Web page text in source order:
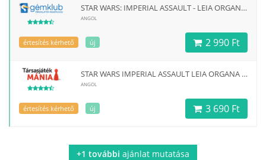
STAR WARS: IMPERIAL ASSAULT - LEIA ORGANA ALLY PACK
ANGOL
értesítés kérhető új 2 990 Ft
STAR WARS IMPERIAL ASSAULT LEIA ORGANA ALLY PACK ANGOL NYELVŰ TÁRSASJÁTÉK
ANGOL
értesítés kérhető új 3 690 Ft
+1 további ajánlat mutatása